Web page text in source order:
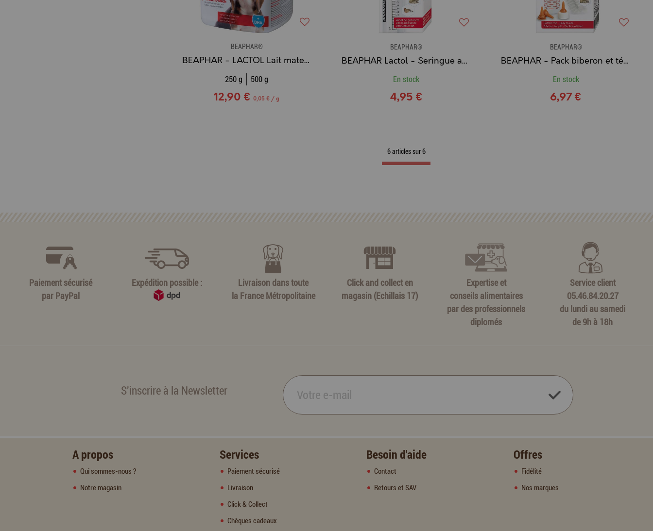
BEAPHAR®
BEAPHAR - LACTOL Lait maternisé pour chiot
250 g 500 g
12,90 €0,05 € / g
BEAPHAR®
BEAPHAR Lactol - Seringue alimentaire pour jeunes animaux
En stock
4,95 €
BEAPHAR®
BEAPHAR - Pack biberon et tétines avec goupillon
En stock
6,97 €
6 articles sur 6
Paiement sécurisé
par PayPal
Expédition possible :
Livraison dans toute
la France Métropolitaine
Click and collect en
magasin (Echillais 17)
Expertise et
conseils alimentaires
par des professionnels
diplomés
Service client
05.46.84.20.27
du lundi au samedi
de 9h à 18h
S'inscrire à la Newsletter
A propos
Qui sommes-nous ?
Notre magasin
Services
Paiement sécurisé
Livraison
Click & Collect
Chèques cadeaux
Besoin d'aide
Contact
Retours et SAV
Offres
Fidélité
Nos marques